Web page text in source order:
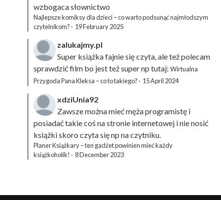
wzbogaca słownictwo
Najlepsze komiksy dla dzieci – co warto podsunąć najmłodszym
czytelnikom? · 19 February 2025
zalukajmy.pl
Super książka fajnie się czyta, ale też polecam
sprawdzić film bo jest też super np tutaj: Wirtualna
Przygoda Pana Kleksa – co to takiego? · 15 April 2024
xdziUnia92
Zawsze można mieć męża programistę i
posiadać takie coś na stronie internetowej i nie nosić
książki skoro czyta się np na czytniku.
Planer Książkary – ten gadżet powinien mieć każdy
książkoholik! · 8 December 2023